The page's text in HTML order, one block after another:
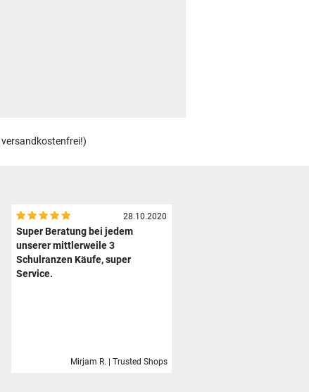
28.10.2020
Super Beratung bei jedem
unserer mittlerweile 3
Schulranzen Käufe, super
Service.
Mirjam R. | Trusted Shops